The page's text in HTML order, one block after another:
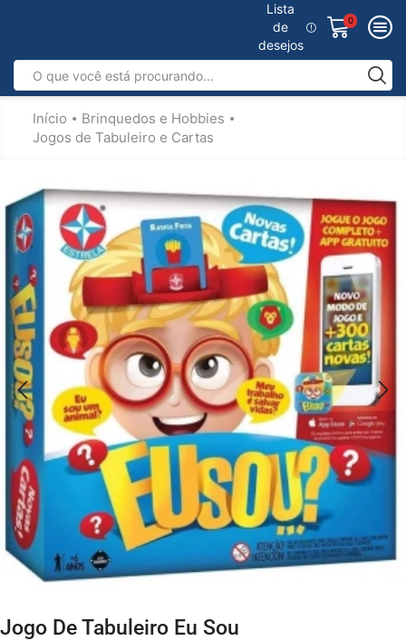
Lista
de
desejos
0
Início • Brinquedos e Hobbies •
Jogos de Tabuleiro e Cartas
Jogo De Tabuleiro Eu Sou